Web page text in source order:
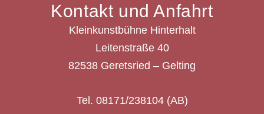
Kontakt und Anfahrt
Kleinkunstbühne Hinterhalt
Leitenstraße 40
82538 Geretsried – Gelting
Tel. 08171/238104 (AB)